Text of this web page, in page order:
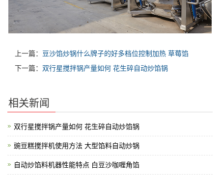
上一篇： 豆沙馅炒锅什么牌子的好多档位控制加热 草莓馅
下一篇： 双行星搅拌锅产量如何 花生碎自动炒馅锅
相关新闻
双行星搅拌锅产量如何 花生碎自动炒馅锅
豌豆糕搅拌机使用方法 大型馅料自动炒锅
自动炒馅料机器性能特点 白豆沙咖喱角馅